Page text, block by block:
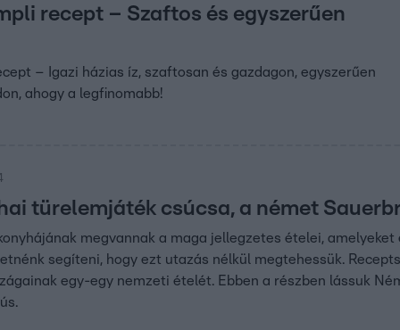
recept – Szaftos és egyszerűen
– Igazi házias íz, szaftosan és gazdagon, egyszerűen
ahogy a legfinomabb!
türelemjáték csúcsa, a német
megvannak a maga jellegzetes ételei,
segíteni, hogy ezt utazás nélkül megtehessük.
egy-egy nemzeti ételét. Ebben a részben lássuk